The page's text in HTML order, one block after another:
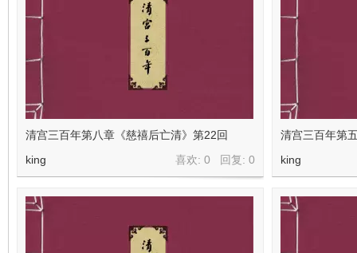
清宫三百年第八章《慈禧后亡清》第22回
喜欢: 0 回复: 0
king
清宫三百年第
king